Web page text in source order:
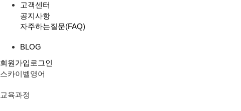
고객센터
공지사항
자주하는질문(FAQ)
BLOG
회원가입 로그인
스카이벨영어
교육과정